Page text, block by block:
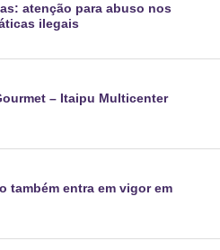
atenção para abuso nos
ilegais
– Itaipu Multicenter
também entra em vigor em